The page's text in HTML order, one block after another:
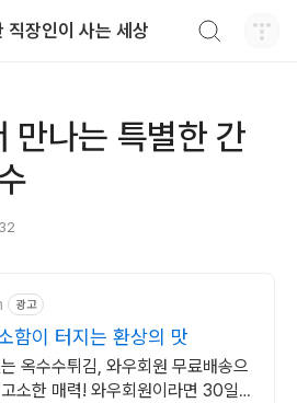
직장인이 사는 세상
만나는 특별한 간
광고
함이 터지는 환상의 맛
옥수수튀김, 와우회원 무료배송으
소한 매력! 와우회원이라면 30일